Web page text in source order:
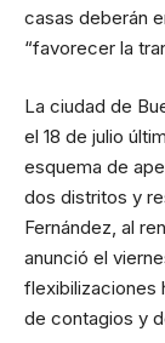
casas deberán
“favorecer la
La ciudad de
el 18 de julio
esquema de
dos distritos y
Fernández, al
anunció el
flexibilizaciones
de contagios y